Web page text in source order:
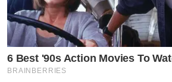
6 Best '90s Action Movies To
BRAINBERRIES